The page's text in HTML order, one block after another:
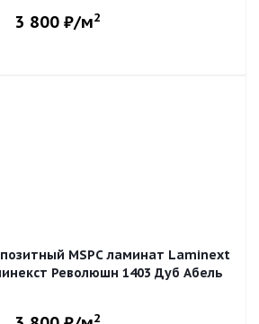
3 800 ₽/м2
MSPC ламинат Laminext
Революшн 1403 Дуб Абель
2